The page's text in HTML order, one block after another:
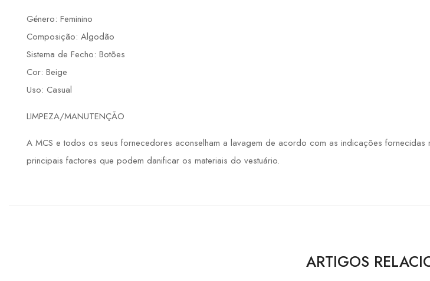
Género: Feminino
Composição: Algodão
Sistema de Fecho: Botões
Cor: Beige
Uso: Casual
LIMPEZA/MANUTENÇÃO
A MCS e todos os seus fornecedores aconselham a lavagem de acordo com as indicações
principais factores que podem danificar os materiais do vestuário.
ARTIGOS